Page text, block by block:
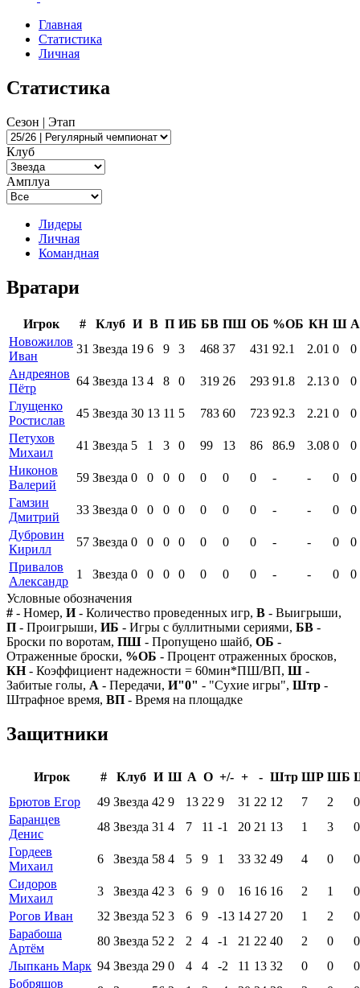
Главная
Статистика
Личная
Статистика
Сезон | Этап
Клуб
Амплуа
Лидеры
Личная
Командная
Вратари
Игрок # Клуб И В П ИБ БВ ПШ ОБ %ОБ КН Ш А
Новожилов
Иван
31 Звезда 19 6 9 3 468 37 431 92.1 2.01 0
0
Андреянов
Пётр
64 Звезда 13 4 8 0 319 26 293 91.8 2.13 0
0
Глущенко
Ростислав
45 Звезда 30 13 11 5 783 60 723 92.3 2.21 0
0
Петухов
Михаил
41 Звезда 5 1 3 0 99 13 86 86.9 3.08 0
0
Никонов
Валерий
59 Звезда 0 0 0 0 0 0 0 - - 0
0
Гамзин
Дмитрий
33 Звезда 0 0 0 0 0 0 0 - - 0
0
Дубровин
Кирилл
57 Звезда 0 0 0 0 0 0 0 - - 0
0
Привалов
Александр
1 Звезда 0 0 0 0 0 0 0 - - 0
0
Условные обозначения
# - Номер, И- Количество проведенных игр, В - Выигрыши,
П - Проигрыши, ИБ - Игры с буллитными сериями, БВ -
Броски по воротам, ПШ - Пропущено шайб, ОБ -
Отраженные броски, %ОБ - Процент отраженных бросков,
КН- Коэффициент надежности = 60мин*ПШ/ВП, Ш -
Забитые голы, А - Передачи, И"0" - "Сухие игры", Штр -
Штрафное время, ВП - Время на площадке
Защитники
Игрок # Клуб И Ш А О +/- + - Штр ШР ШБ
Брютов Егор
49 Звезда 42 9 13 22 9 31 22 12 7 2
0
Баранцев
Денис
48 Звезда 31 4 7 11 -1 20 21 13 1 3
0
Гордеев
Михаил
6 Звезда 58 4 5 9 1 33 32 49 4 0
0
Сидоров
Михаил
3 Звезда 42 3 6 9 0 16 16 16 2 1
0
Рогов Иван
32 Звезда 52 3 6 9 -13 14 27 20 1 2
0
Барабоша
Артём
80 Звезда 52 2 2 4 -1 21 22 40 2 0
0
Лыпкань Марк 94 Звезда 29 0 4 4 -2 11 13 32 0 0
0
Бобряшов